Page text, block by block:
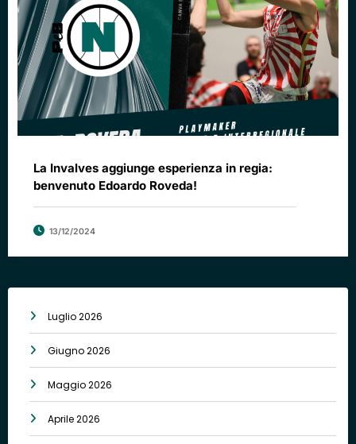
La Invalves aggiunge esperienza in regia:
benvenuto Edoardo Roveda!
13/12/2024
Luglio 2026
Giugno 2026
Maggio 2026
Aprile 2026